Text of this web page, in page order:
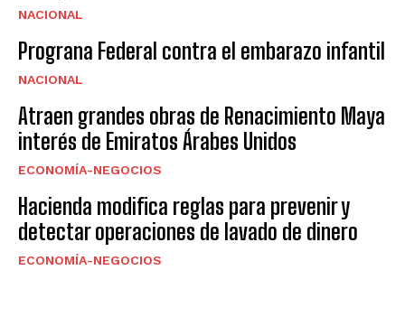
NACIONAL
Prograna Federal contra el embarazo infantil
NACIONAL
Atraen grandes obras de Renacimiento Maya
interés de Emiratos Árabes Unidos
ECONOMÍA-NEGOCIOS
Hacienda modifica reglas para prevenir y
detectar operaciones de lavado de dinero
ECONOMÍA-NEGOCIOS